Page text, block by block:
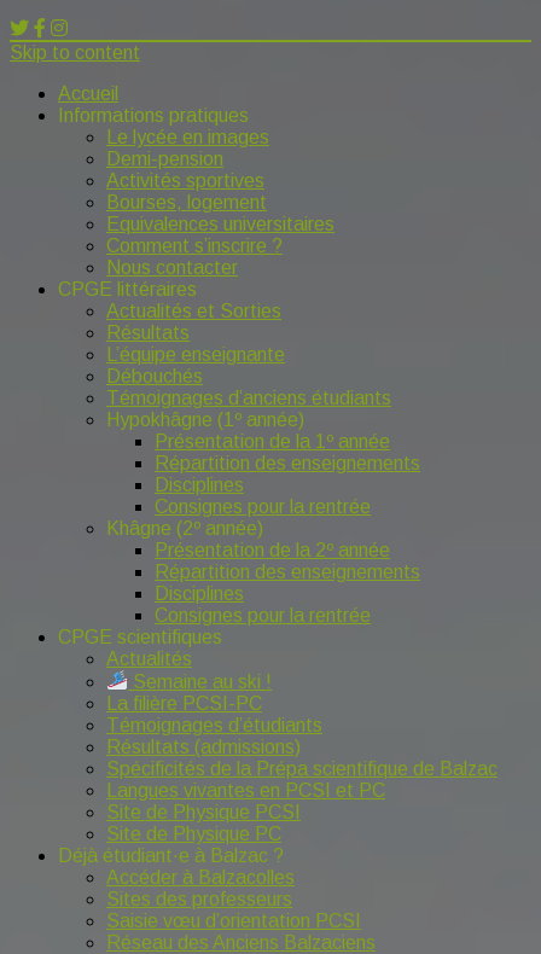
Skip to content
Accueil
Informations pratiques
Le lycée en images
Demi-pension
Activités sportives
Bourses, logement
Equivalences universitaires
Comment s’inscrire ?
Nous contacter
CPGE littéraires
Actualités et Sorties
Résultats
L’équipe enseignante
Débouchés
Témoignages d’anciens étudiants
Hypokhâgne (1º année)
Présentation de la 1º année
Répartition des enseignements
Disciplines
Consignes pour la rentrée
Khâgne (2º année)
Présentation de la 2º année
Répartition des enseignements
Disciplines
Consignes pour la rentrée
CPGE scientifiques
Actualités
Semaine au ski !
La filière PCSI-PC
Témoignages d’étudiants
Résultats (admissions)
Spécificités de la Prépa scientifique de Balzac
Langues vivantes en PCSI et PC
Site de Physique PCSI
Site de Physique PC
Déjà étudiant·e à Balzac ?
Accéder à Balzacolles
Sites des professeurs
Saisie vœu d’orientation PCSI
Réseau des Anciens Balzaciens